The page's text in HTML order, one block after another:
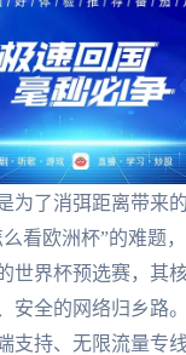
为了消弭距离带来
看欧洲杯”的难题
世界杯预选赛，其
安全的网络归乡路
支持、无限流量专